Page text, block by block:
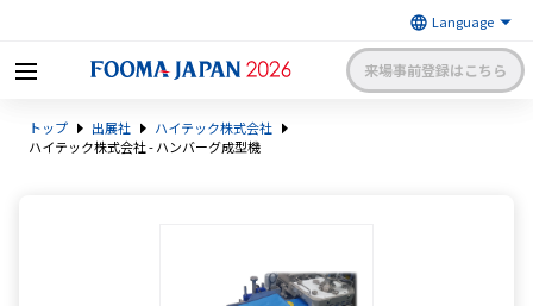
来場事前登録はこちら
級の食品製造総合展〜 | 一般社
団法人 日本食品機械工業会主催
日本食品機械工業会
簡体中文
トップ 出展社
ハイテック株式会社
ハイテック株式会社 - ハンバーグ成型機